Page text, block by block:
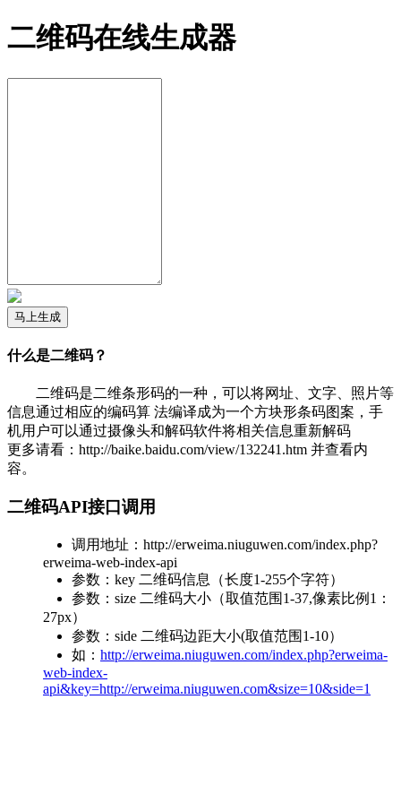
二维码在线生成器
马上生成
什么是二维码？
二维码是二维条形码的一种，可以将网址、文字、照片等
信息通过相应的编码算 法编译成为一个方块形条码图案，手
机用户可以通过摄像头和解码软件将相关信息重新解码
更多请看：http://baike.baidu.com/view/132241.htm 并查看内
容。
二维码API接口调用
调用地址：http://erweima.niuguwen.com/index.php?
erweima-web-index-api
参数：key 二维码信息（长度1-255个字符）
参数：size 二维码大小（取值范围1-37,像素比例1：
27px）
参数：side 二维码边距大小(取值范围1-10）
如： http://erweima.niuguwen.com/index.php?erweima-
web-index-
api&key=http://erweima.niuguwen.com&size=10&side=1